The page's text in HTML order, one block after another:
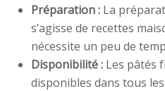
Préparation : La
s’agisse de recettes
nécessite un peu de
Disponibilité : Les pâtés
disponibles dans tous